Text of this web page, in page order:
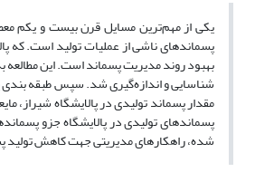
یکی از مهم‌‌ترین مسایل قرن بیست و یکم
پسماندهای ناشی از عملیات تولید است. که
بهبود روند مدیریت پسماند است. این مطالعه
شناسایی و اندازه‌‌گیری شد. سپس طبقه بندی
پسماندهای تولیدی در پالایشگاه جزو
شده، راهکارهای مدیریتی جهت کاهش تولید